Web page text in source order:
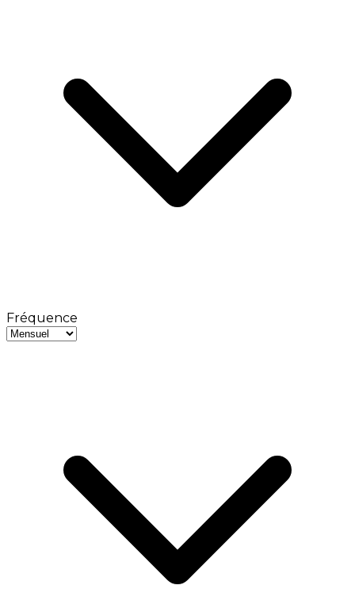
Fréquence